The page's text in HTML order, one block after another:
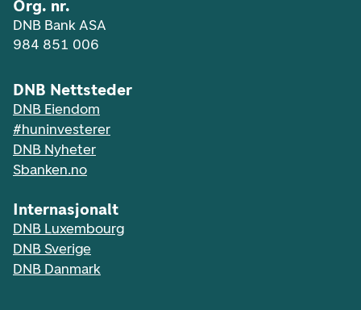
Org. nr.
DNB Bank ASA
984 851 006
DNB Nettsteder
DNB Eiendom
#huninvesterer
DNB Nyheter
Sbanken.no
Internasjonalt
DNB Luxembourg
DNB Sverige
DNB Danmark